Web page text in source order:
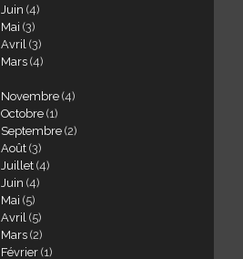
Juin (4)
Mai (3)
Avril (3)
Mars (4)
Novembre (4)
Octobre (1)
Septembre (2)
Août (3)
Juillet (4)
Juin (4)
Mai (5)
Avril (5)
Mars (2)
Février (1)